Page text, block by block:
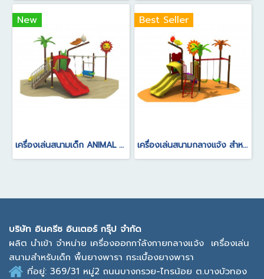
New
เครื่องเล่นสนามเด็ก ANIMAL SERIES
Best Seller
เครื่องเล่นสนามกลางแจ้ง สำหรับเด็ก อายุการใช้งาน 5-10 ปี
บริษัท อินครีซ อินเตอร์ กรุ๊ป จำกัด
ผลิต นำเข้า จำหน่าย เครื่องออกกาํลังกายกลางแจ้ง เครื่องเล่น
สนามสำหรับเด็ก พื้นยางพารา กระเบื้องยางพารา
ที่อยู่: 369/31 หมู่2 ถนนบางกรวย-ไทรน้อย ต.บางบัวทอง